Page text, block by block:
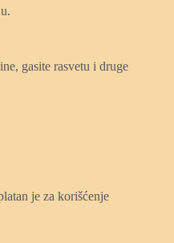
gasite rasvetu i druge
je za korišćenje